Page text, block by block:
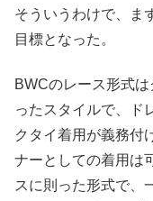
そういうわけで、ま
目標となった。
BWCのレース形式
ったスタイルで、ド
クタイ着用が義務付
ナーとしての着用は
スに則った形式で、